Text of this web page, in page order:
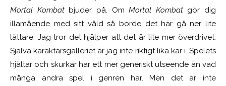
Mortal Kombatbjuder på. OmMortal Kombatgör dig
illamående med sitt våld så borde det här gå ner lite
lättare. Jag tror det hjälper att det är lite mer överdrivet.
Själva karaktärsgalleriet är jag inte riktigt lika kär i. Spelets
hjältar och skurkar har ett mer generiskt utseende än vad
många andra spel i genren har. Men det är inte